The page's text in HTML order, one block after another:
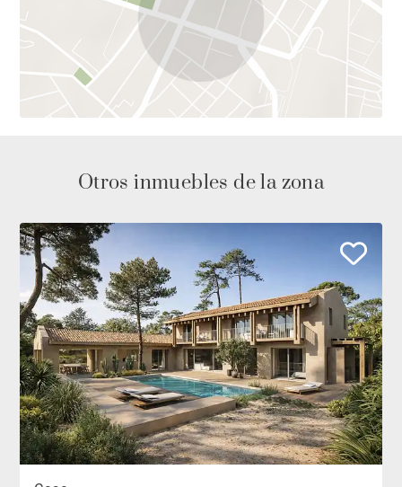
Otros inmuebles de la zona